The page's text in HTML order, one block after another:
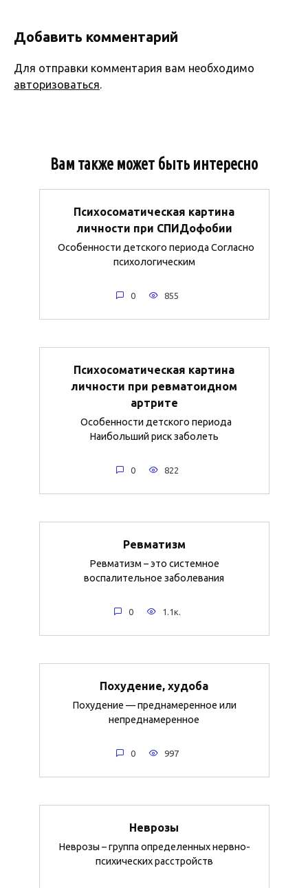
Добавить комментарий
Для отправки комментария вам необходимо
авторизоваться.
Вам также может быть интересно
Психосоматическая картина
личности при СПИДофобии
Особенности детского периода Согласно
психологическим
0 855
Психосоматическая картина
личности при ревматоидном
артрите
Особенности детского периода
Наибольший риск заболеть
0 822
Ревматизм
Ревматизм – это системное
воспалительное заболевания
0 1.1к.
Похудение, худоба
Похудение — преднамеренное или
непреднамеренное
0 997
Неврозы
Неврозы – группа определенных нервно-
психических расстройств